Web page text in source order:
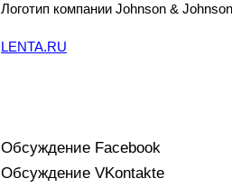
Логотип компании Johnson & Johnson
LENTA.RU
Обсуждение Facebook
Обсуждение VKontakte